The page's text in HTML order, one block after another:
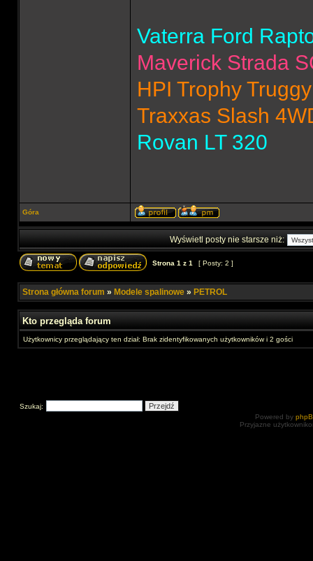
Vaterra Ford
Maverick Strada
HPI Trophy
Traxxas Slash
Rovan LT 320
Góra
Wyświetl posty nie starsze niż:
Strona 1 z 1 [ Posty: 2 ]
Strona główna forum » Modele spalinowe » PETROL
Kto przegląda forum
Użytkownicy przeglądający ten dział: Brak zidentyfikowanych użytkowników i 2 gości
Szukaj:
Powered by
Przyjazne